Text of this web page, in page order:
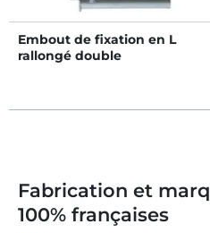
Embout de fixation en L
rallongé double
Fabrication et
100% françaises